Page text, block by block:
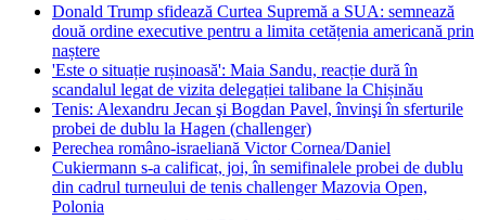
Donald Trump sfidează Curtea Supremă a SUA: semnează
două ordine executive pentru a limita cetățenia americană prin
naștere
'Este o situație rușinoasă': Maia Sandu, reacție dură în
scandalul legat de vizita delegației talibane la Chișinău
Tenis: Alexandru Jecan şi Bogdan Pavel, învinşi în sferturile
probei de dublu la Hagen (challenger)
Perechea româno-israeliană Victor Cornea/Daniel
Cukiermann s-a calificat, joi, în semifinalele probei de dublu
din cadrul turneului de tenis challenger Mazovia Open,
Polonia